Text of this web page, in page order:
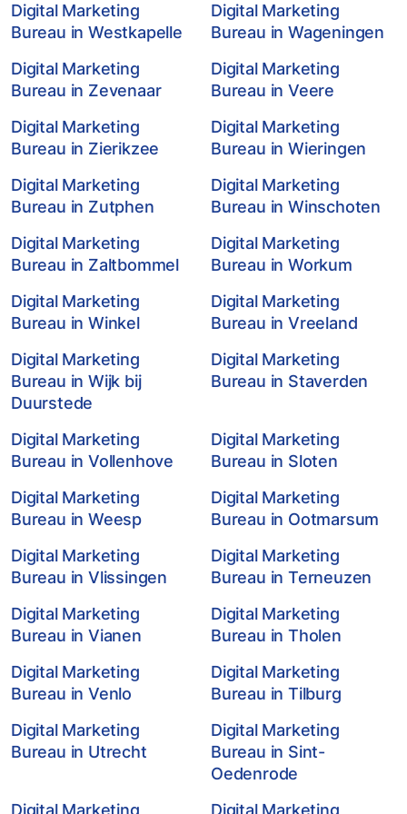
Digital Marketing
Bureau in Westkapelle
Digital Marketing
Bureau in Wageningen
Digital Marketing
Bureau in Zevenaar
Digital Marketing
Bureau in Veere
Digital Marketing
Bureau in Zierikzee
Digital Marketing
Bureau in Wieringen
Digital Marketing
Bureau in Zutphen
Digital Marketing
Bureau in Winschoten
Digital Marketing
Bureau in Zaltbommel
Digital Marketing
Bureau in Workum
Digital Marketing
Bureau in Winkel
Digital Marketing
Bureau in Vreeland
Digital Marketing
Bureau in Wijk bij
Duurstede
Digital Marketing
Bureau in Staverden
Digital Marketing
Bureau in Vollenhove
Digital Marketing
Bureau in Sloten
Digital Marketing
Bureau in Weesp
Digital Marketing
Bureau in Ootmarsum
Digital Marketing
Bureau in Vlissingen
Digital Marketing
Bureau in Terneuzen
Digital Marketing
Bureau in Vianen
Digital Marketing
Bureau in Tholen
Digital Marketing
Bureau in Venlo
Digital Marketing
Bureau in Tilburg
Digital Marketing
Bureau in Utrecht
Digital Marketing
Bureau in Sint-
Oedenrode
Digital Marketing
Digital Marketing